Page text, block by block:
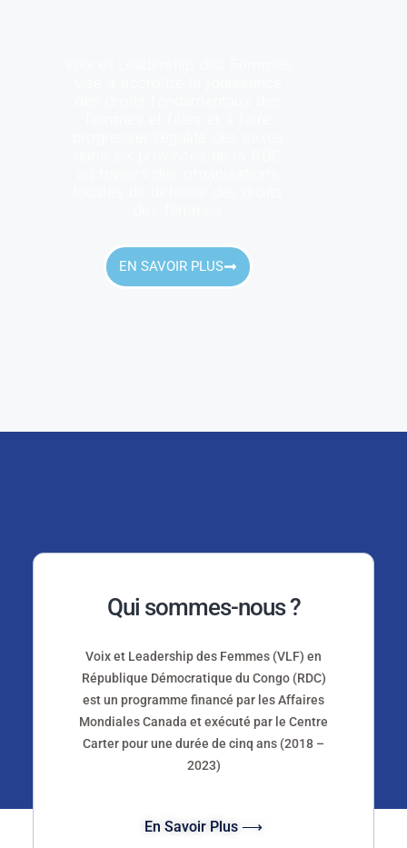
EN SAVOIR PLUS
des Femmes
Qui sommes-nous ?
Voix et Leadership des Femmes (VLF) en
République Démocratique du Congo (RDC)
est un programme financé par les Affaires
Mondiales Canada et exécuté par le Centre
Carter pour une durée de cinq ans (2018 –
2023)
En Savoir Plus ⟶